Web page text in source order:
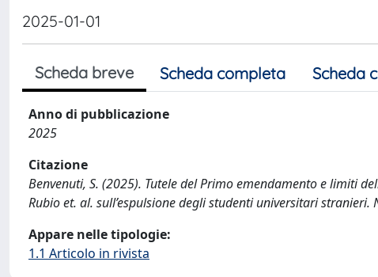
2025-01-01
Scheda breve Scheda completa Scheda
Anno di pubblicazione
2025
Citazione
Benvenuti, S. (2025). Tutele del Primo emendamento e limiti
Rubio et. al. sull’espulsione degli studenti universitari stranieri.
Appare nelle tipologie:
1.1 Articolo in rivista